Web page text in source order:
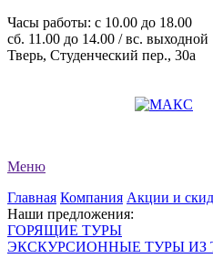
Часы работы: c 10.00 до 18.00
сб. 11.00 до 14.00 / вс. выходной
Тверь, Студенческий пер., 30а
Меню
Главная Компания Акции и
Наши предложения:
ГОРЯЩИЕ ТУРЫ
ЭКСКУРСИОННЫЕ ТУРЫ ИЗ